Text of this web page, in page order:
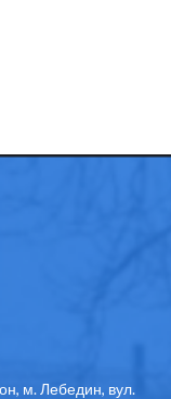
м. Лебедин, вул.